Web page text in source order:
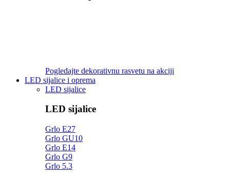
Pogledajte dekorativnu rasvetu na akciji
LED sijalice i oprema
LED sijalice
LED sijalice
Grlo E27
Grlo GU10
Grlo E14
Grlo G9
Grlo 5.3